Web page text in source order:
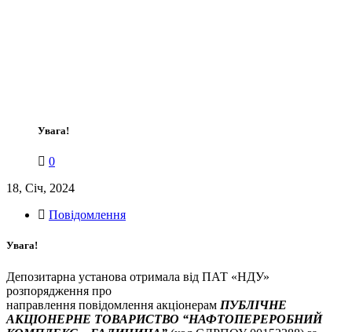
Увага!
0
18, Січ, 2024
Повідомлення
Увага!
Депозитарна установа отримала від ПАТ «НДУ»
розпорядження про
направлення повідомлення акціонерам ПУБЛІЧНЕ
АКЦІОНЕРНЕ ТОВАРИСТВО “НАФТОПЕРЕРОБНИЙ